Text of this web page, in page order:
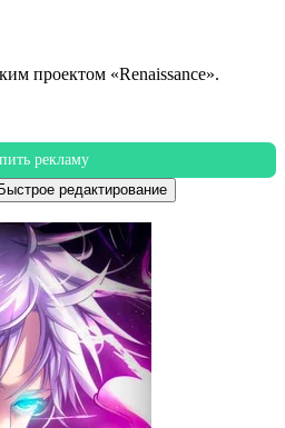
проектом «Renaissance».
рекламу
Быстрое редактирование